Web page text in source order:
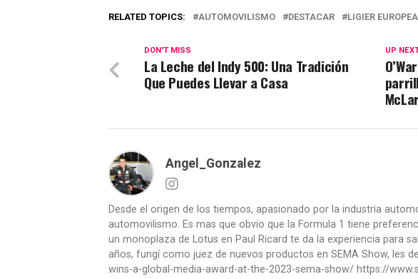
RELATED TOPICS: AUTOMOVILISMO DESTACAR LIGIER
UP
DON'T MISS
La Leche del Indy 500: Una Tradición
Que Puedes Llevar a Casa
Angel_Gonzalez
Desde el origen de los tiempos, apasionado por la industria
automovilismo. Es mas que obvio que la Formula 1 tiene
un monoplaza de Lotus en Paul Ricard te da la experiencia para
años, fungí como juez de nuevos productos en SEMA Show, les
wins-a-global-media-award-at-the-2023-sema-show/ https://